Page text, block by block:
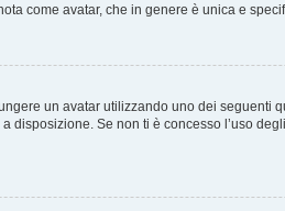
come avatar, che in genere è unica e
un avatar utilizzando uno dei seguenti
Se non ti è concesso l’uso